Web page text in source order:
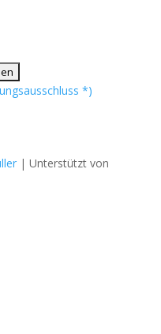
*)
| Unterstützt von